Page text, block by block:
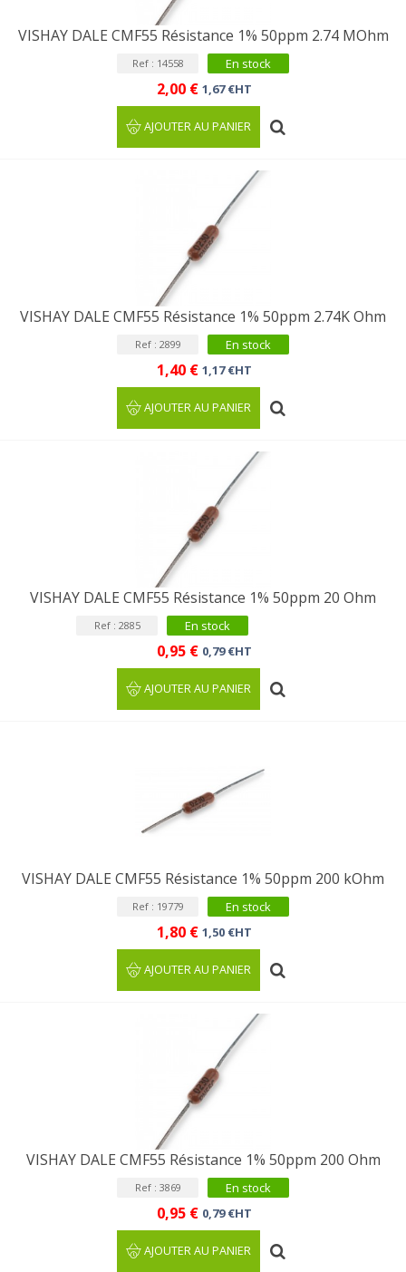
VISHAY DALE CMF55 Résistance 1% 50ppm 2.74 MOhm
Ref : 14558 En stock
2,00 € 1,67 €HT
AJOUTER AU PANIER
VISHAY DALE CMF55 Résistance 1% 50ppm 2.74K Ohm
Ref : 2899 En stock
1,40 € 1,17 €HT
AJOUTER AU PANIER
VISHAY DALE CMF55 Résistance 1% 50ppm 20 Ohm
Ref : 2885 En stock
0,95 € 0,79 €HT
AJOUTER AU PANIER
VISHAY DALE CMF55 Résistance 1% 50ppm 200 kOhm
Ref : 19779 En stock
1,80 € 1,50 €HT
AJOUTER AU PANIER
VISHAY DALE CMF55 Résistance 1% 50ppm 200 Ohm
Ref : 3869 En stock
0,95 € 0,79 €HT
AJOUTER AU PANIER